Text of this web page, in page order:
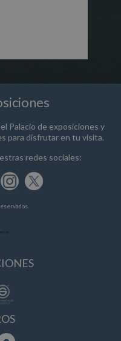
Palacio de exposiciones y
para disfrutar en tu visita.
redes sociales: